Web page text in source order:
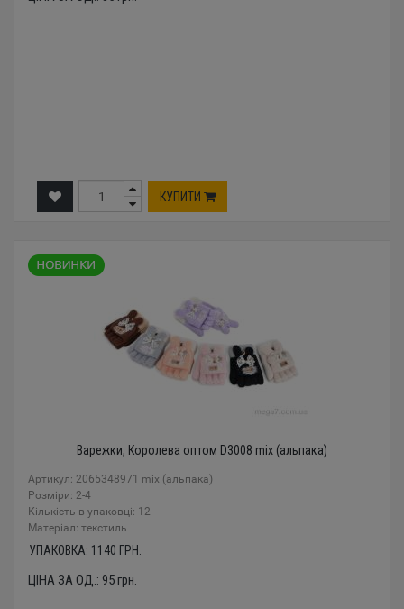
КУПИТИ
Варежки, Королева оптом D3008 mix (альпака)
Артикул: 2065348971 mix (альпака)
Розміри: 2-4
Кількість в упаковці: 12
Mатеріал: текстиль
УПАКОВКА: 1140 ГРН.
ЦІНА ЗА ОД.: 95грн.